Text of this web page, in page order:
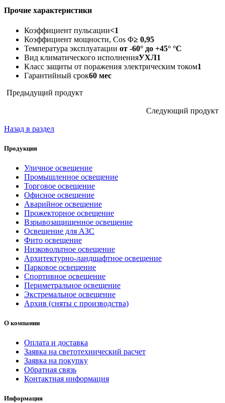
Прочие характеристики
Коэффициент пульсации<1
Коэффициент мощности, Cos Φ≥ 0,95
Температура эксплуатации от -60° до +45° °C
Вид климатического исполненияУХЛ1
Класс защиты от поражения электрическим током1
Гарантийный срок60 мес
Предыдущий продукт
Следующий продукт
Назад в раздел
Продукция
Уличное освещение
Промышленное освещение
Торговое освещение
Офисное освещение
Аварийное освещение
Прожекторное освещение
Взрывозащищенное освещение
Освещение для АЗС
Фито освещение
Низковольтное освещение
Архитектурно-ландшафтное освещение
Парковое освещение
Спортивное освещение
Периметральное освещение
Экстремальное освещение
Архив (сняты с производства)
О компании
Оплата и доставка
Заявка на светотехнический расчет
Заявка на покупку
Обратная связь
Контактная информация
Информация